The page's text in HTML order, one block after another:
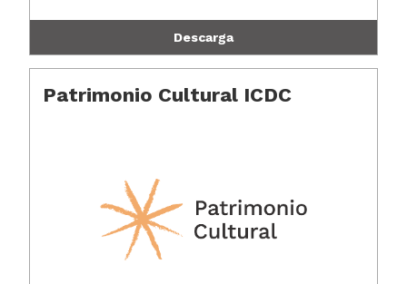
Descarga
Patrimonio Cultural ICDC